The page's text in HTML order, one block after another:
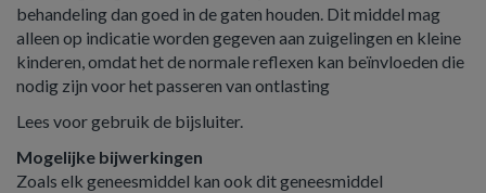
behandeling dan goed in de gaten houden. Dit middel mag
alleen op indicatie worden gegeven aan zuigelingen en kleine
kinderen, omdat het de normale reflexen kan beïnvloeden die
nodig zijn voor het passeren van ontlasting
Lees voor gebruik de bijsluiter.
Mogelijke bijwerkingen
Zoals elk geneesmiddel kan ook dit geneesmiddel